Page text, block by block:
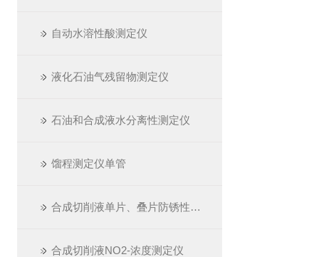
自动水溶性酸测定仪
液化石油气残留物测定仪
石油和合成液水分离性测定仪
馏程测定仪单管
合成切削液单片、叠片防锈性测定仪
合成切削液NO2-浓度测定仪